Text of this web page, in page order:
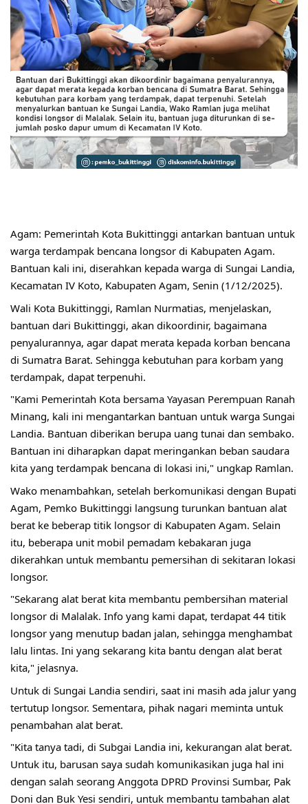
Agam: Pemerintah Kota Bukittinggi antarkan bantuan untuk
warga terdampak bencana longsor di Kabupaten Agam.
Bantuan kali ini, diserahkan kepada warga di Sungai Landia,
Kecamatan IV Koto, Kabupaten Agam, Senin (1/12/2025).
Wali Kota Bukittinggi, Ramlan Nurmatias, menjelaskan,
bantuan dari Bukittinggi, akan dikoordinir, bagaimana
penyalurannya, agar dapat merata kepada korban bencana
di Sumatra Barat. Sehingga kebutuhan para korbam yang
terdampak, dapat terpenuhi.
"Kami Pemerintah Kota bersama Yayasan Perempuan Ranah
Minang, kali ini mengantarkan bantuan untuk warga Sungai
Landia. Bantuan diberikan berupa uang tunai dan sembako.
Bantuan ini diharapkan dapat meringankan beban saudara
kita yang terdampak bencana di lokasi ini," ungkap Ramlan.
Wako menambahkan, setelah berkomunikasi dengan Bupati
Agam, Pemko Bukittinggi langsung turunkan bantuan alat
berat ke beberap titik longsor di Kabupaten Agam. Selain
itu, beberapa unit mobil pemadam kebakaran juga
dikerahkan untuk membantu pemersihan di sekitaran lokasi
longsor.
"Sekarang alat berat kita membantu pembersihan material
longsor di Malalak. Info yang kami dapat, terdapat 44 titik
longsor yang menutup badan jalan, sehingga menghambat
lalu lintas. Ini yang sekarang kita bantu dengan alat berat
kita," jelasnya.
Untuk di Sungai Landia sendiri, saat ini masih ada jalur yang
tertutup longsor. Sementara, pihak nagari meminta untuk
penambahan alat berat.
"Kita tanya tadi, di Subgai Landia ini, kekurangan alat berat.
Untuk itu, barusan saya sudah komunikasikan juga hal ini
dengan salah seorang Anggota DPRD Provinsi Sumbar, Pak
Doni dan Buk Yesi sendiri, untuk membantu tambahan alat